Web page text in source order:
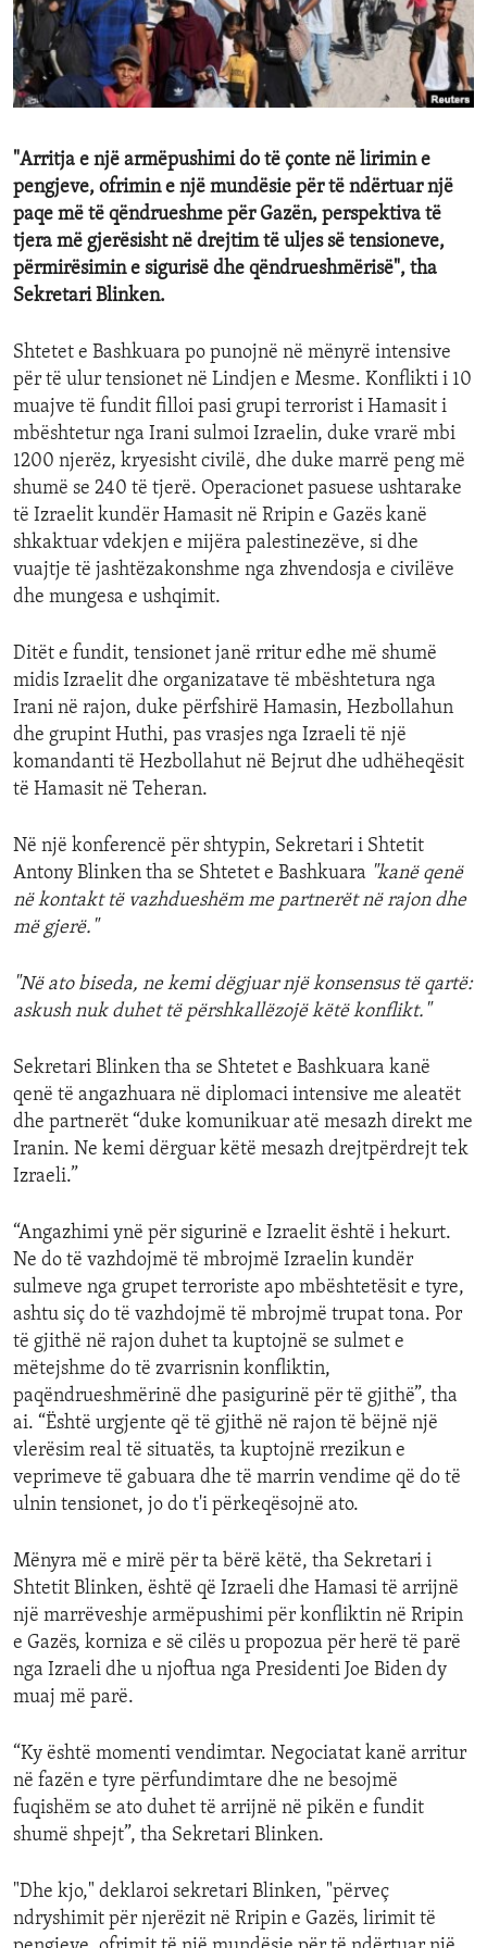
ENVIRONMENT AND HEALTH
IDEALS AND INSTITUTIONS
"Arritja e një armëpushimi do të çonte në lirimin e
pengjeve, ofrimin e një mundësie për të ndërtuar një
paqe më të qëndrueshme për Gazën, perspektiva të
tjera më gjerësisht në drejtim të uljes së tensioneve,
përmirësimin e sigurisë dhe qëndrueshmërisë", tha
Sekretari Blinken.
Shtetet e Bashkuara po punojnë në mënyrë intensive
për të ulur tensionet në Lindjen e Mesme. Konflikti i 10
muajve të fundit filloi pasi grupi terrorist i Hamasit i
mbështetur nga Irani sulmoi Izraelin, duke vrarë mbi
1200 njerëz, kryesisht civilë, dhe duke marrë peng më
shumë se 240 të tjerë. Operacionet pasuese ushtarake
të Izraelit kundër Hamasit në Rripin e Gazës kanë
shkaktuar vdekjen e mijëra palestinezëve, si dhe
vuajtje të jashtëzakonshme nga zhvendosja e civilëve
dhe mungesa e ushqimit.
Ditët e fundit, tensionet janë rritur edhe më shumë
midis Izraelit dhe organizatave të mbështetura nga
Irani në rajon, duke përfshirë Hamasin, Hezbollahun
dhe grupint Huthi, pas vrasjes nga Izraeli të një
komandanti të Hezbollahut në Bejrut dhe udhëheqësit
të Hamasit në Teheran.
Në një konferencë për shtypin, Sekretari i Shtetit
Antony Blinken tha se Shtetet e Bashkuara "kanë qenë
në kontakt të vazhdueshëm me partnerët në rajon dhe
më gjerë."
"Në ato biseda, ne kemi dëgjuar një konsensus të qartë:
askush nuk duhet të përshkallëzojë këtë konflikt."
Sekretari Blinken tha se Shtetet e Bashkuara kanë
qenë të angazhuara në diplomaci intensive me aleatët
dhe partnerët “duke komunikuar atë mesazh direkt me
Iranin. Ne kemi dërguar këtë mesazh drejtpërdrejt tek
Izraeli.”
“Angazhimi ynë për sigurinë e Izraelit është i hekurt.
Ne do të vazhdojmë të mbrojmë Izraelin kundër
sulmeve nga grupet terroriste apo mbështetësit e tyre,
ashtu siç do të vazhdojmë të mbrojmë trupat tona. Por
të gjithë në rajon duhet ta kuptojnë se sulmet e
mëtejshme do të zvarrisnin konfliktin,
paqëndrueshmërinë dhe pasigurinë për të gjithë”, tha
ai. “Është urgjente që të gjithë në rajon të bëjnë një
vlerësim real të situatës, ta kuptojnë rrezikun e
veprimeve të gabuara dhe të marrin vendime që do të
ulnin tensionet, jo do t'i përkeqësojnë ato.
Mënyra më e mirë për ta bërë këtë, tha Sekretari i
Shtetit Blinken, është që Izraeli dhe Hamasi të arrijnë
një marrëveshje armëpushimi për konfliktin në Rripin
e Gazës, korniza e së cilës u propozua për herë të parë
nga Izraeli dhe u njoftua nga Presidenti Joe Biden dy
muaj më parë.
“Ky është momenti vendimtar. Negociatat kanë arritur
në fazën e tyre përfundimtare dhe ne besojmë
fuqishëm se ato duhet të arrijnë në pikën e fundit
shumë shpejt”, tha Sekretari Blinken.
"Dhe kjo," deklaroi sekretari Blinken, "përveç
ndryshimit për njerëzit në Rripin e Gazës, lirimit të